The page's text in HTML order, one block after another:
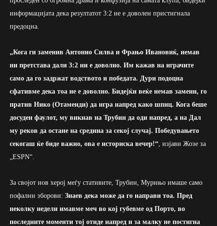
информацијата дека резултатот 3:2 не е доволен пристигнала
предоцна.
„Кога ги заменив Антонио Силва и Фрањо Ивановиќ, немав
ни претстава дали 3:2 ни е доволно. Им кажав на играчите
само да го задржат водството и победата. Дури подоцна
сфативме дека тоа не е доволно. Бидејќи веќе немав замени, го
пратив Нико (Отаменди) да игра напред како шпиц. Кога беше
досуден фаулот, му викнав на Трубин да оди напред, а на Дал
му реков да остане на средина за секој случај. Победувањето
секогаш ќе биде важно, ова е историска вечер!“, изјави Жозе за
„ESPN“.
За својот нов херој меѓу стативите, Трубин, Мурињо имаше само
пофални зборови: Знаев дека може да го направи тоа. Пред
неколку недели имавме меч во кој губевме од Порто, во
последните моменти тој отиде напред и за малку не постигна